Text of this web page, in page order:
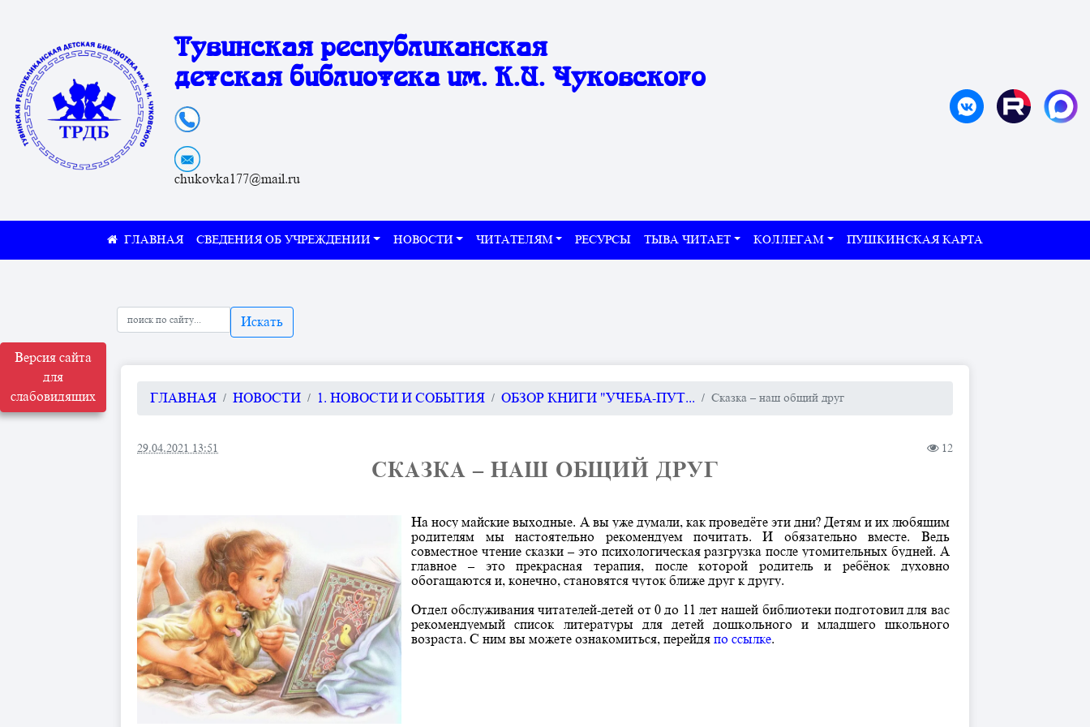
Версия сайта
для
слабовидящих
Тувинская республиканская
детская библиотека им. К.И. Чуковского
chukovka177@mail.ru
СВЕДЕНИЯ ОБ УЧРЕЖДЕНИИ НОВОСТИ ЧИТАТЕЛЯМ РЕСУРСЫ ТЫВА ЧИТАЕТ КОЛЛЕГАМ ПУШКИНСКАЯ КАРТА
Искать
ГЛАВНАЯ НОВОСТИ 1. НОВОСТИ И СОБЫТИЯ ОБЗОР КНИГИ "УЧЕБА-ПУТ... Сказка – наш общий друг
29.04.2021 13:51 12
СКАЗКА – НАШ ОБЩИЙ ДРУГ
На носу майские выходные. А вы уже думали, как проведёте эти дни? Детям и их любящим
родителям мы настоятельно рекомендуем почитать. И обязательно вместе. Ведь
совместное чтение сказки – это психологическая разгрузка после утомительных будней. А
главное – это прекрасная терапия, после которой родитель и ребёнок духовно
обогащаются и, конечно, становятся чуток ближе друг к другу.
Отдел обслуживания читателей-детей от 0 до 11 лет нашей библиотеки подготовил для вас
рекомендуемый список литературы для детей дошкольного и младшего школьного
возраста. С ним вы можете ознакомиться, перейдяпо ссылке.